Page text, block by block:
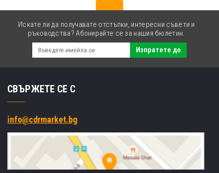
Искате ли да получавате отстъпки, интересни съвети и
ръководства? Абонирайте се за нашия бюлетин.
Изпратете до
СВЪРЖЕТЕ СЕ С
info@cdrmarket.bg